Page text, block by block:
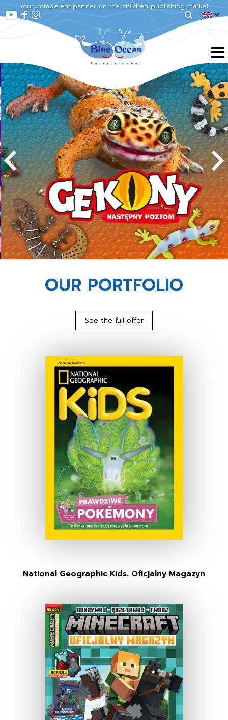
Your competent partner on the children publishing market
OUR PORTFOLIO
See the full offer
National Geographic Kids. Oficjalny Magazyn